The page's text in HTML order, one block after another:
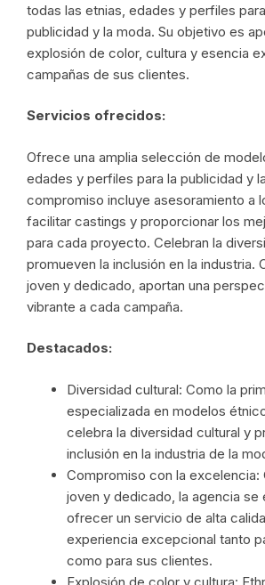
todas las etnias, edades y perfiles
publicidad y la moda. Su objetivo es
explosión de color, cultura y esencia
campañas de sus clientes.
Servicios ofrecidos:
Ofrece una amplia selección de
edades y perfiles para la publicidad y
compromiso incluye asesoramiento a
facilitar castings y proporcionar los
para cada proyecto. Celebran la
promueven la inclusión en la industria.
joven y dedicado, aportan una
vibrante a cada campaña.
Destacados:
Diversidad cultural: Como la
especializada en modelos
celebra la diversidad cultural y
inclusión en la industria de la
Compromiso con la excelencia:
joven y dedicado, la agencia se
ofrecer un servicio de alta
experiencia excepcional tanto
como para sus clientes.
Explosión de color y cultura: